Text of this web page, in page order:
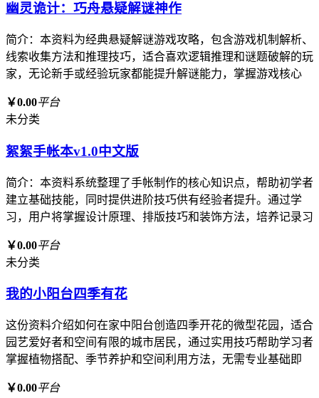
幽灵诡计：巧舟悬疑解谜神作
简介：本资料为经典悬疑解谜游戏攻略，包含游戏机制解析、
线索收集方法和推理技巧，适合喜欢逻辑推理和谜题破解的玩
家，无论新手或经验玩家都能提升解谜能力，掌握游戏核心
￥0.00平台
未分类
絮絮手帐本v1.0中文版
简介：本资料系统整理了手帐制作的核心知识点，帮助初学者
建立基础技能，同时提供进阶技巧供有经验者提升。通过学
习，用户将掌握设计原理、排版技巧和装饰方法，培养记录习
￥0.00平台
未分类
我的小阳台四季有花
这份资料介绍如何在家中阳台创造四季开花的微型花园，适合
园艺爱好者和空间有限的城市居民，通过实用技巧帮助学习者
掌握植物搭配、季节养护和空间利用方法，无需专业基础即
￥0.00平台